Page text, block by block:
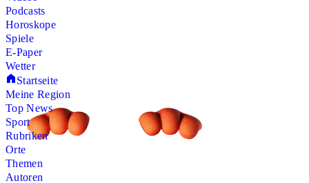
Podcasts
Horoskope
Spiele
E-Paper
Wetter
Startseite
Meine Region
Top News
Sport
Rubriken
Orte
Themen
Autoren